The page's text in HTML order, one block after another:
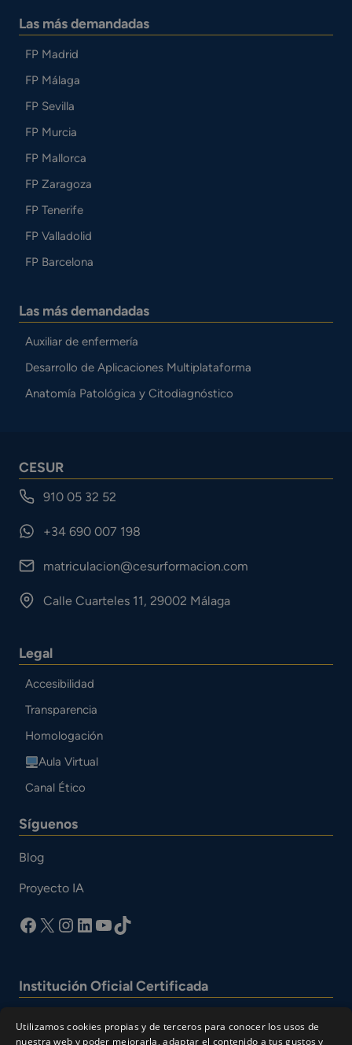
Las más demandadas
FP Madrid
FP Málaga
FP Sevilla
FP Murcia
FP Mallorca
FP Zaragoza
FP Tenerife
FP Valladolid
FP Barcelona
Las más demandadas
Auxiliar de enfermería
Desarrollo de Aplicaciones Multiplataforma
Anatomía Patológica y Citodiagnóstico
CESUR
910 05 32 52
+34 690 007 198
matriculacion@cesurformacion.com
Calle Cuarteles 11, 29002 Málaga
Legal
Accesibilidad
Transparencia
Homologación
Aula Virtual
Canal Ético
Síguenos
Blog
Proyecto IA
facebook
X Instagram
LinkedIn
YouTube
TikTok
Institución Oficial Certificada
Utilizamos cookies propias y de terceros para conocer los usos de
nuestra web y poder mejorarla, adaptar el contenido a tus gustos y